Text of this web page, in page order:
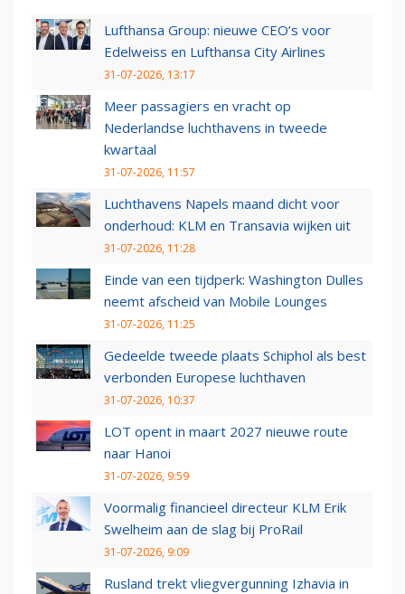
Lufthansa Group: nieuwe CEO’s voor
Edelweiss en Lufthansa City Airlines
31-07-2026, 13:17
Meer passagiers en vracht op
Nederlandse luchthavens in tweede
kwartaal
31-07-2026, 11:57
Luchthavens Napels maand dicht voor
onderhoud: KLM en Transavia wijken uit
31-07-2026, 11:28
Einde van een tijdperk: Washington Dulles
neemt afscheid van Mobile Lounges
31-07-2026, 11:25
Gedeelde tweede plaats Schiphol als best
verbonden Europese luchthaven
31-07-2026, 10:37
LOT opent in maart 2027 nieuwe route
naar Hanoi
31-07-2026, 9:59
Voormalig financieel directeur KLM Erik
Swelheim aan de slag bij ProRail
31-07-2026, 9:09
Rusland trekt vliegvergunning Izhavia in